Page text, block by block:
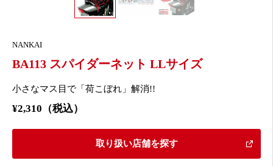
NANKAI
BA113 スパイダーネット LLサイズ
小さなマス目で「荷こぼれ」解消!!
¥2,310（税込）
取り扱い店舗を探す